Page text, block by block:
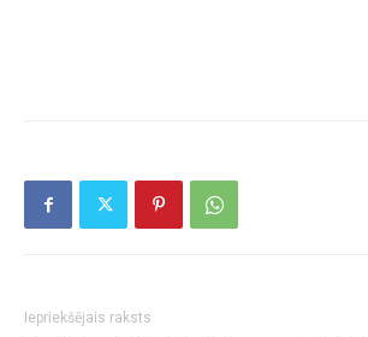
Iepriekšējais raksts